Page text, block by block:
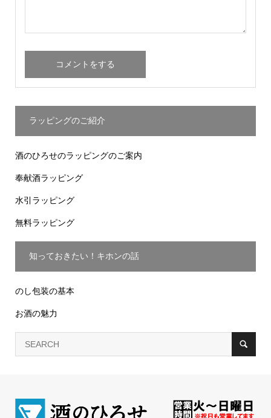
ラッピングのご紹介
酒のひろせのラッピングのご案内
奉献酒ラッピング
水引ラッピング
無料ラッピング
知っておきたい！キホンの話
のし包装の基本
お酒の魅力